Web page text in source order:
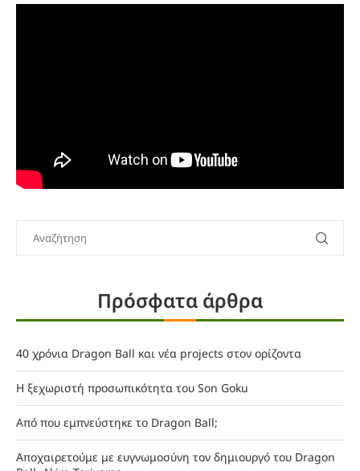
Πρόσφατα άρθρα
40 χρόνια Dragon Ball και νέα projects στον ορίζοντα
Η ξεχωριστή προσωπικότητα του Son Goku
Από που εμπνεύστηκε το Dragon Ball;
Αποχαιρετούμε με ευγνωμοσύνη τον δημιουργό του Dragon